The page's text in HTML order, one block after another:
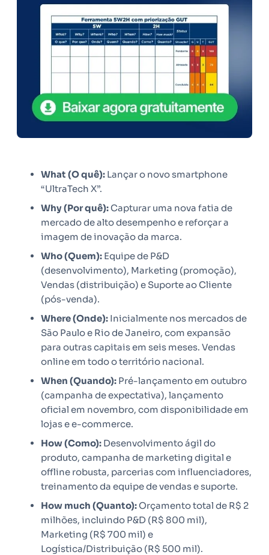
What (O quê): Lançar o novo smartphone
“UltraTech X”.
Why (Por quê):Capturar uma nova fatia de
mercado de alto desempenho e reforçar a
imagem de inovação da marca.
Who (Quem): Equipe de P&D
(desenvolvimento), Marketing (promoção),
Vendas (distribuição) e Suporte ao Cliente
(pós-venda).
Where (Onde): Inicialmente nos mercados de
São Paulo e Rio de Janeiro, com expansão
para outras capitais em seis meses. Vendas
online em todo o território nacional.
When (Quando): Pré-lançamento em outubro
(campanha de expectativa), lançamento
oficial em novembro, com disponibilidade em
lojas e e-commerce.
How (Como): Desenvolvimento ágil do
produto, campanha de marketing digital e
offline robusta, parcerias com influenciadores,
treinamento da equipe de vendas e suporte.
How much (Quanto):Orçamento total de R$ 2
milhões, incluindo P&D (R$ 800 mil),
Marketing (R$ 700 mil) e
Logística/Distribuição (R$ 500 mil).